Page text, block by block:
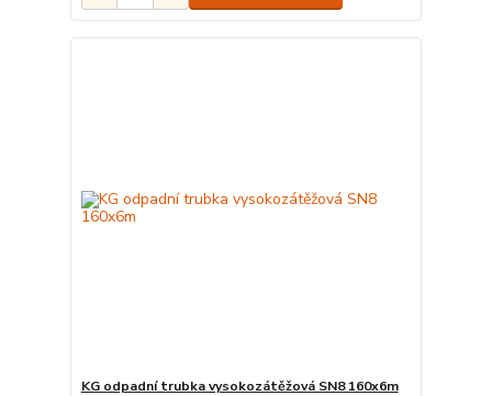
KG odpadní trubka vysokozátěžová SN8 160x6m